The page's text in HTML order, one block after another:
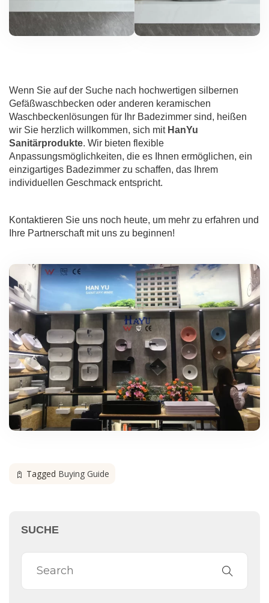
Wenn Sie auf der Suche nach hochwertigen silbernen
Gefäßwaschbecken oder anderen keramischen
Waschbeckenlösungen für Ihr Badezimmer sind, heißen
wir Sie herzlich willkommen, sich mit HanYu
Sanitärprodukte. Wir bieten flexible
Anpassungsmöglichkeiten, die es Ihnen ermöglichen, ein
einzigartiges Badezimmer zu schaffen, das Ihrem
individuellen Geschmack entspricht.
Kontaktieren Sie uns noch heute, um mehr zu erfahren und
Ihre Partnerschaft mit uns zu beginnen!
Tagged Buying Guide
SUCHE